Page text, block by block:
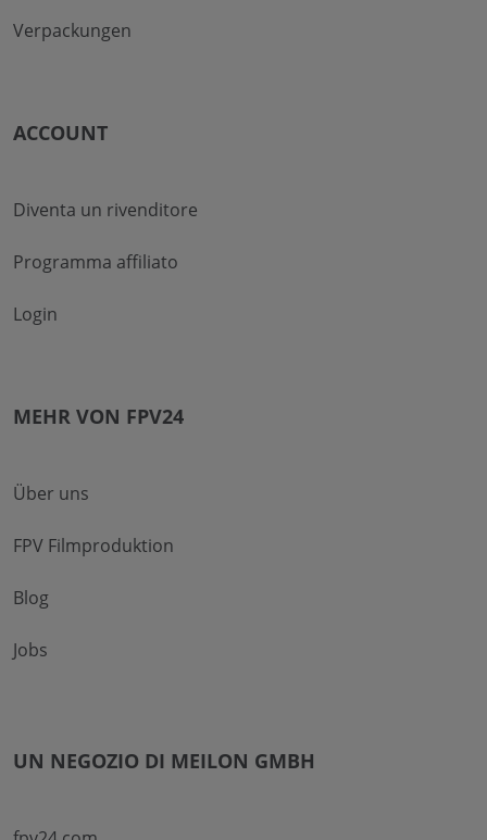
Verpackungen
ACCOUNT
Diventa un rivenditore
Programma affiliato
Login
MEHR VON FPV24
Über uns
FPV Filmproduktion
Blog
Jobs
UN NEGOZIO DI MEILON GMBH